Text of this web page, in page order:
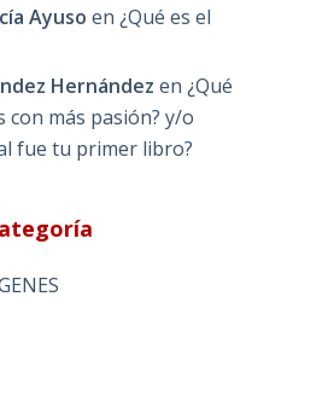
Ayuso en ¿Qué es el
Hernández en ¿Qué
con más pasión? y/o
fue tu primer libro?